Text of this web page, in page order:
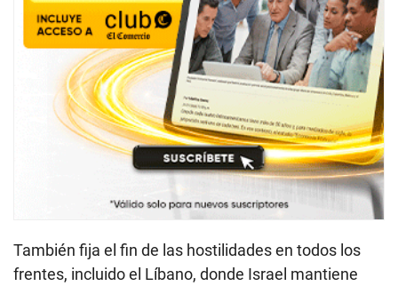
También fija el fin de las hostilidades en todos los
frentes, incluido el Líbano, donde Israel mantiene